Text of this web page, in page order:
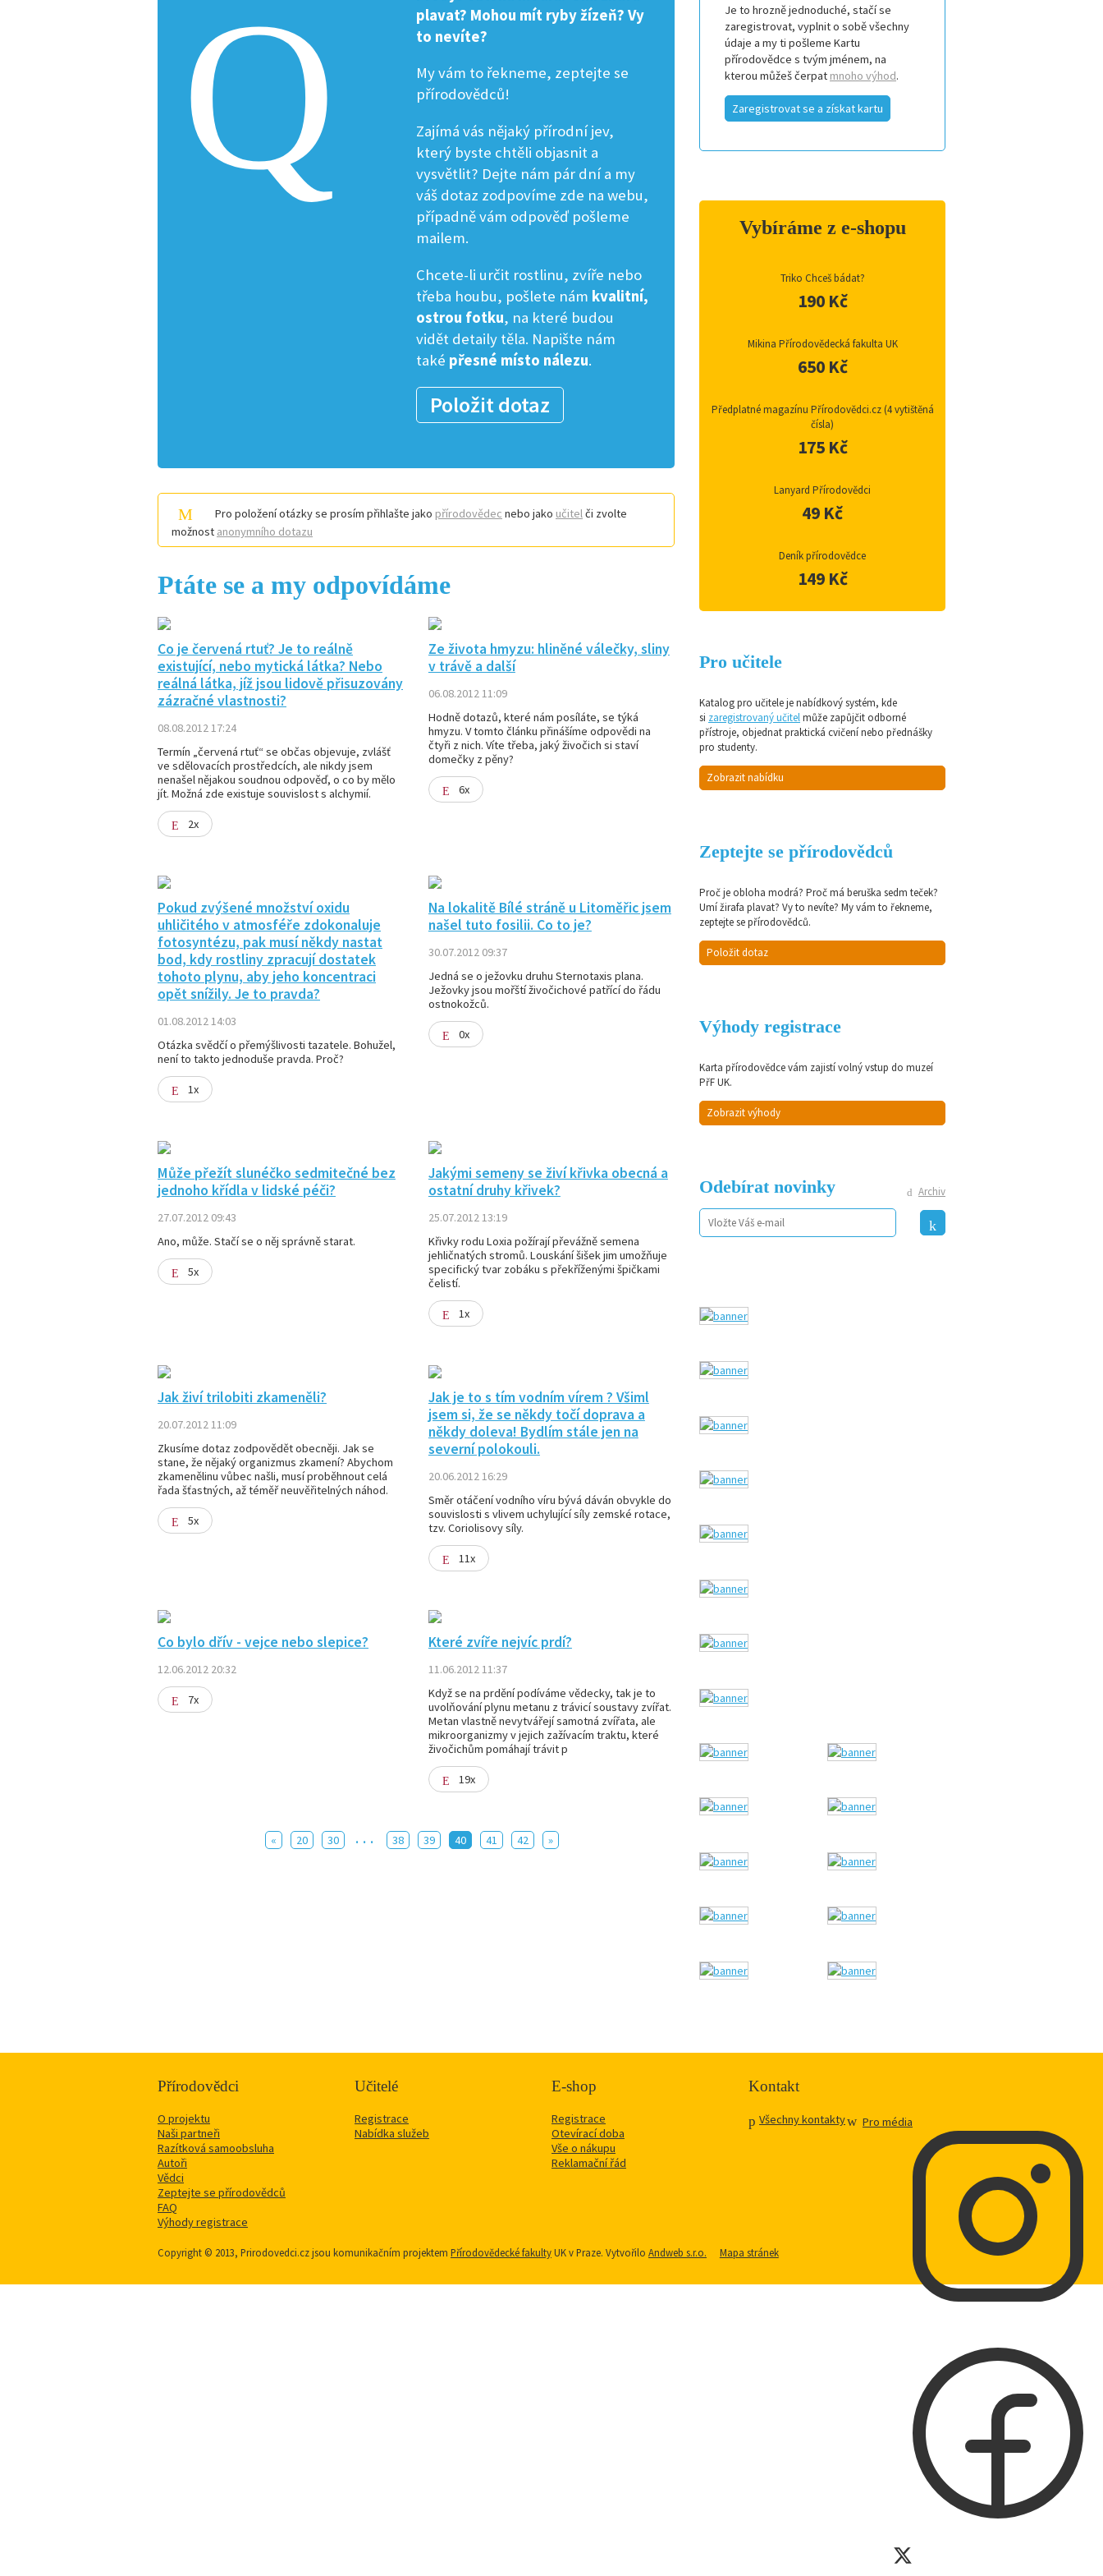
plavat? Mohou mít ryby žízeň? Vy
to nevíte?
My vám to řekneme, zeptejte se
přírodovědců!
Zajímá vás nějaký přírodní jev,
který byste chtěli objasnit a
vysvětlit? Dejte nám pár dní a my
váš dotaz zodpovíme zde na webu,
případně vám odpověď pošleme
mailem.
Chcete-li určit rostlinu, zvíře nebo
třeba houbu, pošlete nám kvalitní,
ostrou fotku, na které budou
vidět detaily těla. Napište nám
také přesné místo nálezu.
Položit dotaz
Pro položení otázky se prosím přihlašte jako přírodovědec nebo jako učitelči zvolte
možnost anonymního dotazu
Ptáte se a my odpovídáme
Co je červená rtuť? Je to reálně
existující, nebo mytická látka? Nebo
reálná látka, jíž jsou lidově přisuzovány
zázračné vlastnosti?
08.08.2012 17:24
Termín „červená rtuť“ se občas objevuje, zvlášť
ve sdělovacích prostředcích, ale nikdy jsem
nenašel nějakou soudnou odpověď, o co by mělo
jít. Možná zde existuje souvislost s alchymií.
2x
Ze života hmyzu: hliněné válečky, sliny
v trávě a další
06.08.2012 11:09
Hodně dotazů, které nám posíláte, se týká
hmyzu. V tomto článku přinášíme odpovědi na
čtyři z nich. Víte třeba, jaký živočich si staví
domečky z pěny?
6x
Pokud zvýšené množství oxidu
uhličitého v atmosféře zdokonaluje
fotosyntézu, pak musí někdy nastat
bod, kdy rostliny zpracují dostatek
tohoto plynu, aby jeho koncentraci
opět snížily. Je to pravda?
01.08.2012 14:03
Otázka svědčí o přemýšlivosti tazatele. Bohužel,
není to takto jednoduše pravda. Proč?
1x
Na lokalitě Bílé stráně u Litoměřic jsem
našel tuto fosilii. Co to je?
30.07.2012 09:37
Jedná se o ježovku druhu Sternotaxis plana.
Ježovky jsou mořští živočichové patřící do řádu
ostnokožců.
0x
Může přežít slunéčko sedmitečné bez
jednoho křídla v lidské péči?
27.07.2012 09:43
Ano, může. Stačí se o něj správně starat.
5x
Jakými semeny se živí křivka obecná a
ostatní druhy křivek?
25.07.2012 13:19
Křivky rodu Loxia požírají převážně semena
jehličnatých stromů. Louskání šišek jim umožňuje
specifický tvar zobáku s překříženými špičkami
čelistí.
1x
Jak živí trilobiti zkameněli?
20.07.2012 11:09
Zkusíme dotaz zodpovědět obecněji. Jak se
stane, že nějaký organizmus zkamení? Abychom
zkamenělinu vůbec našli, musí proběhnout celá
řada šťastných, až téměř neuvěřitelných náhod.
5x
Jak je to s tím vodním vírem ? Všiml
jsem si, že se někdy točí doprava a
někdy doleva! Bydlím stále jen na
severní polokouli.
20.06.2012 16:29
Směr otáčení vodního víru bývá dáván obvykle do
souvislosti s vlivem uchylující síly zemské rotace,
tzv. Coriolisovy síly.
11x
Co bylo dřív - vejce nebo slepice?
12.06.2012 20:32
7x
Které zvíře nejvíc prdí?
11.06.2012 11:37
Když se na prdění podíváme vědecky, tak je to
uvolňování plynu metanu z trávicí soustavy zvířat.
Metan vlastně nevytvářejí samotná zvířata, ale
mikroorganizmy v jejich zažívacím traktu, které
živočichům pomáhají trávit p
19x
« 20 30 ... 38 39 40 41 42 »
Je to hrozně jednoduché, stačí se
zaregistrovat, vyplnit o sobě všechny
údaje a my ti pošleme Kartu
přírodovědce s tvým jménem, na
kterou můžeš čerpat mnoho výhod.
Zaregistrovat se a získat kartu
Vybíráme z e-shopu
Triko Chceš bádat?
190 Kč
Mikina Přírodovědecká fakulta UK
650 Kč
Předplatné magazínu Přírodovědci.cz (4 vytištěná
čísla)
175 Kč
Lanyard Přírodovědci
49 Kč
Deník přírodovědce
149 Kč
Pro učitele
Katalog pro učitele je nabídkový systém, kde
si zaregistrovaný učitelmůže zapůjčit odborné
přístroje, objednat praktická cvičení nebo přednášky
pro studenty.
Zobrazit nabídku
Zeptejte se přírodovědců
Proč je obloha modrá? Proč má beruška sedm teček?
Umí žirafa plavat? Vy to nevíte? My vám to řekneme,
zeptejte se přírodovědců.
Položit dotaz
Výhody registrace
Karta přírodovědce vám zajistí volný vstup do muzeí
PřF UK.
Zobrazit výhody
Archiv
Odebírat novinky
Přírodovědci
O projektu
Naši partneři
Razítková samoobsluha
Autoři
Vědci
Zeptejte se přírodovědců
FAQ
Výhody registrace
Učitelé
Registrace
Nabídka služeb
E-shop
Registrace
Otevírací doba
Vše o nákupu
Reklamační řád
Kontakt
Všechny kontakty Pro média
Copyright © 2013, Prirodovedci.cz jsou komunikačním projektem Přírodovědecké fakultyUK v Praze. Vytvořilo Andweb s.r.o. Mapa stránek